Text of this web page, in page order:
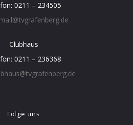
0211 – 234505
mail@tvgrafenberg.de
Clubhaus
0211 – 236368
Folge uns